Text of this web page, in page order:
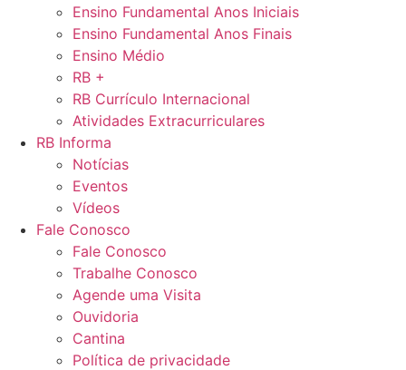
Ensino Fundamental Anos Iniciais
Ensino Fundamental Anos Finais
Ensino Médio
RB +
RB Currículo Internacional
Atividades Extracurriculares
RB Informa
Notícias
Eventos
Vídeos
Fale Conosco
Fale Conosco
Trabalhe Conosco
Agende uma Visita
Ouvidoria
Cantina
Política de privacidade